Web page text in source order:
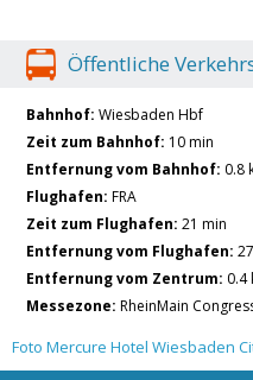
Öffentliche
Bahnhof: Wiesbaden Hbf
Zeit zum Bahnhof: 10 min
Entfernung vom Bahnhof: 0.8
Flughafen: FRA
Zeit zum Flughafen: 21 min
Entfernung vom Flughafen:
Entfernung vom Zentrum: 0.4
Messezone: RheinMain
Foto Mercure Hotel Wiesbaden